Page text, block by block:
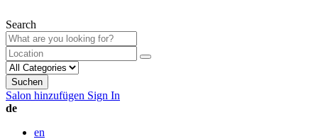
Search
Suchen
Salon hinzufügen Sign In
de
en